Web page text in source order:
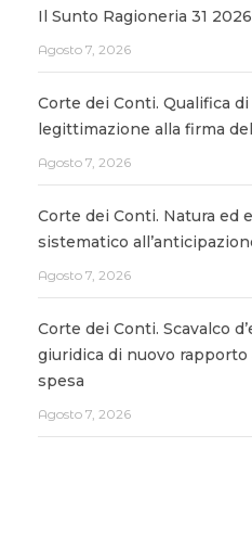
Il Sunto Ragioneria 31 2026
Agosto 7, 2026
Corte dei Conti. Qualifica
legittimazione alla firma
Agosto 7, 2026
Corte dei Conti. Natura ed
sistematico
Agosto 7, 2026
Corte dei Conti. Scavalco
giuridica di nuovo
spesa
Agosto 7, 2026